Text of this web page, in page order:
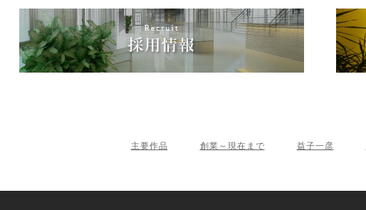
主要作品 創業～現在まで 益子一彦